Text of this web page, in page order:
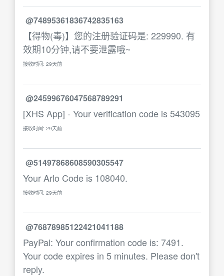
@74895361836742835163
【得物(毒)】您的注册验证码是: 229990. 有
效期10分钟,请不要泄露哦~
接收时间: 29天前
@24599676047568789291
[XHS App] - Your verification code is 543095
接收时间: 29天前
@51497868608590305547
Your Arlo Code is 108040.
接收时间: 29天前
@76878985122421041188
PayPal: Your confirmation code is: 7491.
Your code expires in 5 minutes. Please don't
reply.